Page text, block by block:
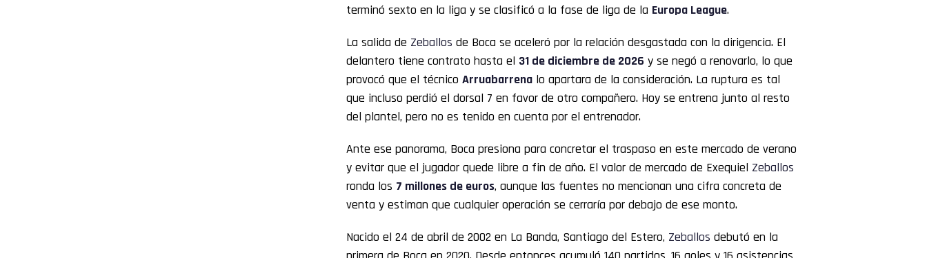
terminó sexto en la liga y se clasificó a la fase de liga de la Europa League.
La salida de Zeballos de Boca se aceleró por la relación desgastada con la dirigencia. El
delantero tiene contrato hasta el 31 de diciembre de 2026 y se negó a renovarlo, lo que
provocó que el técnico Arruabarrena lo apartara de la consideración. La ruptura es tal
que incluso perdió el dorsal 7 en favor de otro compañero. Hoy se entrena junto al resto
del plantel, pero no es tenido en cuenta por el entrenador.
Ante ese panorama, Boca presiona para concretar el traspaso en este mercado de verano
y evitar que el jugador quede libre a fin de año. El valor de mercado de Exequiel Zeballos
ronda los 7 millones de euros, aunque las fuentes no mencionan una cifra concreta de
venta y estiman que cualquier operación se cerraría por debajo de ese monto.
Nacido el 24 de abril de 2002 en La Banda, Santiago del Estero, Zeballos debutó en la